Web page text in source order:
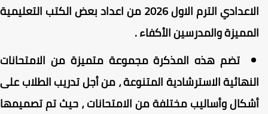
الاعدادي الترم الاول 2026 من اعداد بعض الكتب التعليمية
والمدرسين الأكفاء .
تضم هذه المذكرة مجموعة متميزة من الامتحانات
الاسترشادية المتنوعة ، من أجل تدريب الطلاب على
وأساليب مختلفة من الامتحانات ، حيث تم تصميمها